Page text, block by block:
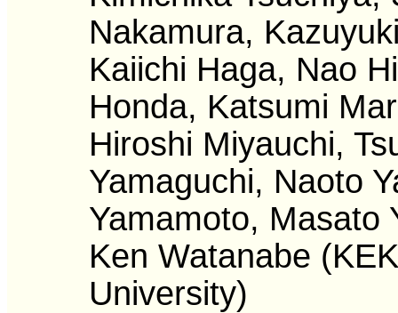
Nakamura,
Kaiichi Haga, Nao
Honda, Katsumi
Hiroshi Miyauchi,
Yamaguchi, Naoto
Yamamoto, Masato
Ken Watanabe
University)